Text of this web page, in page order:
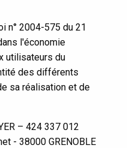
n° 2004-575 du 21
l'économie
utilisateurs du
des différents
sa réalisation et de
– 424 337 012
- 38000 GRENOBLE